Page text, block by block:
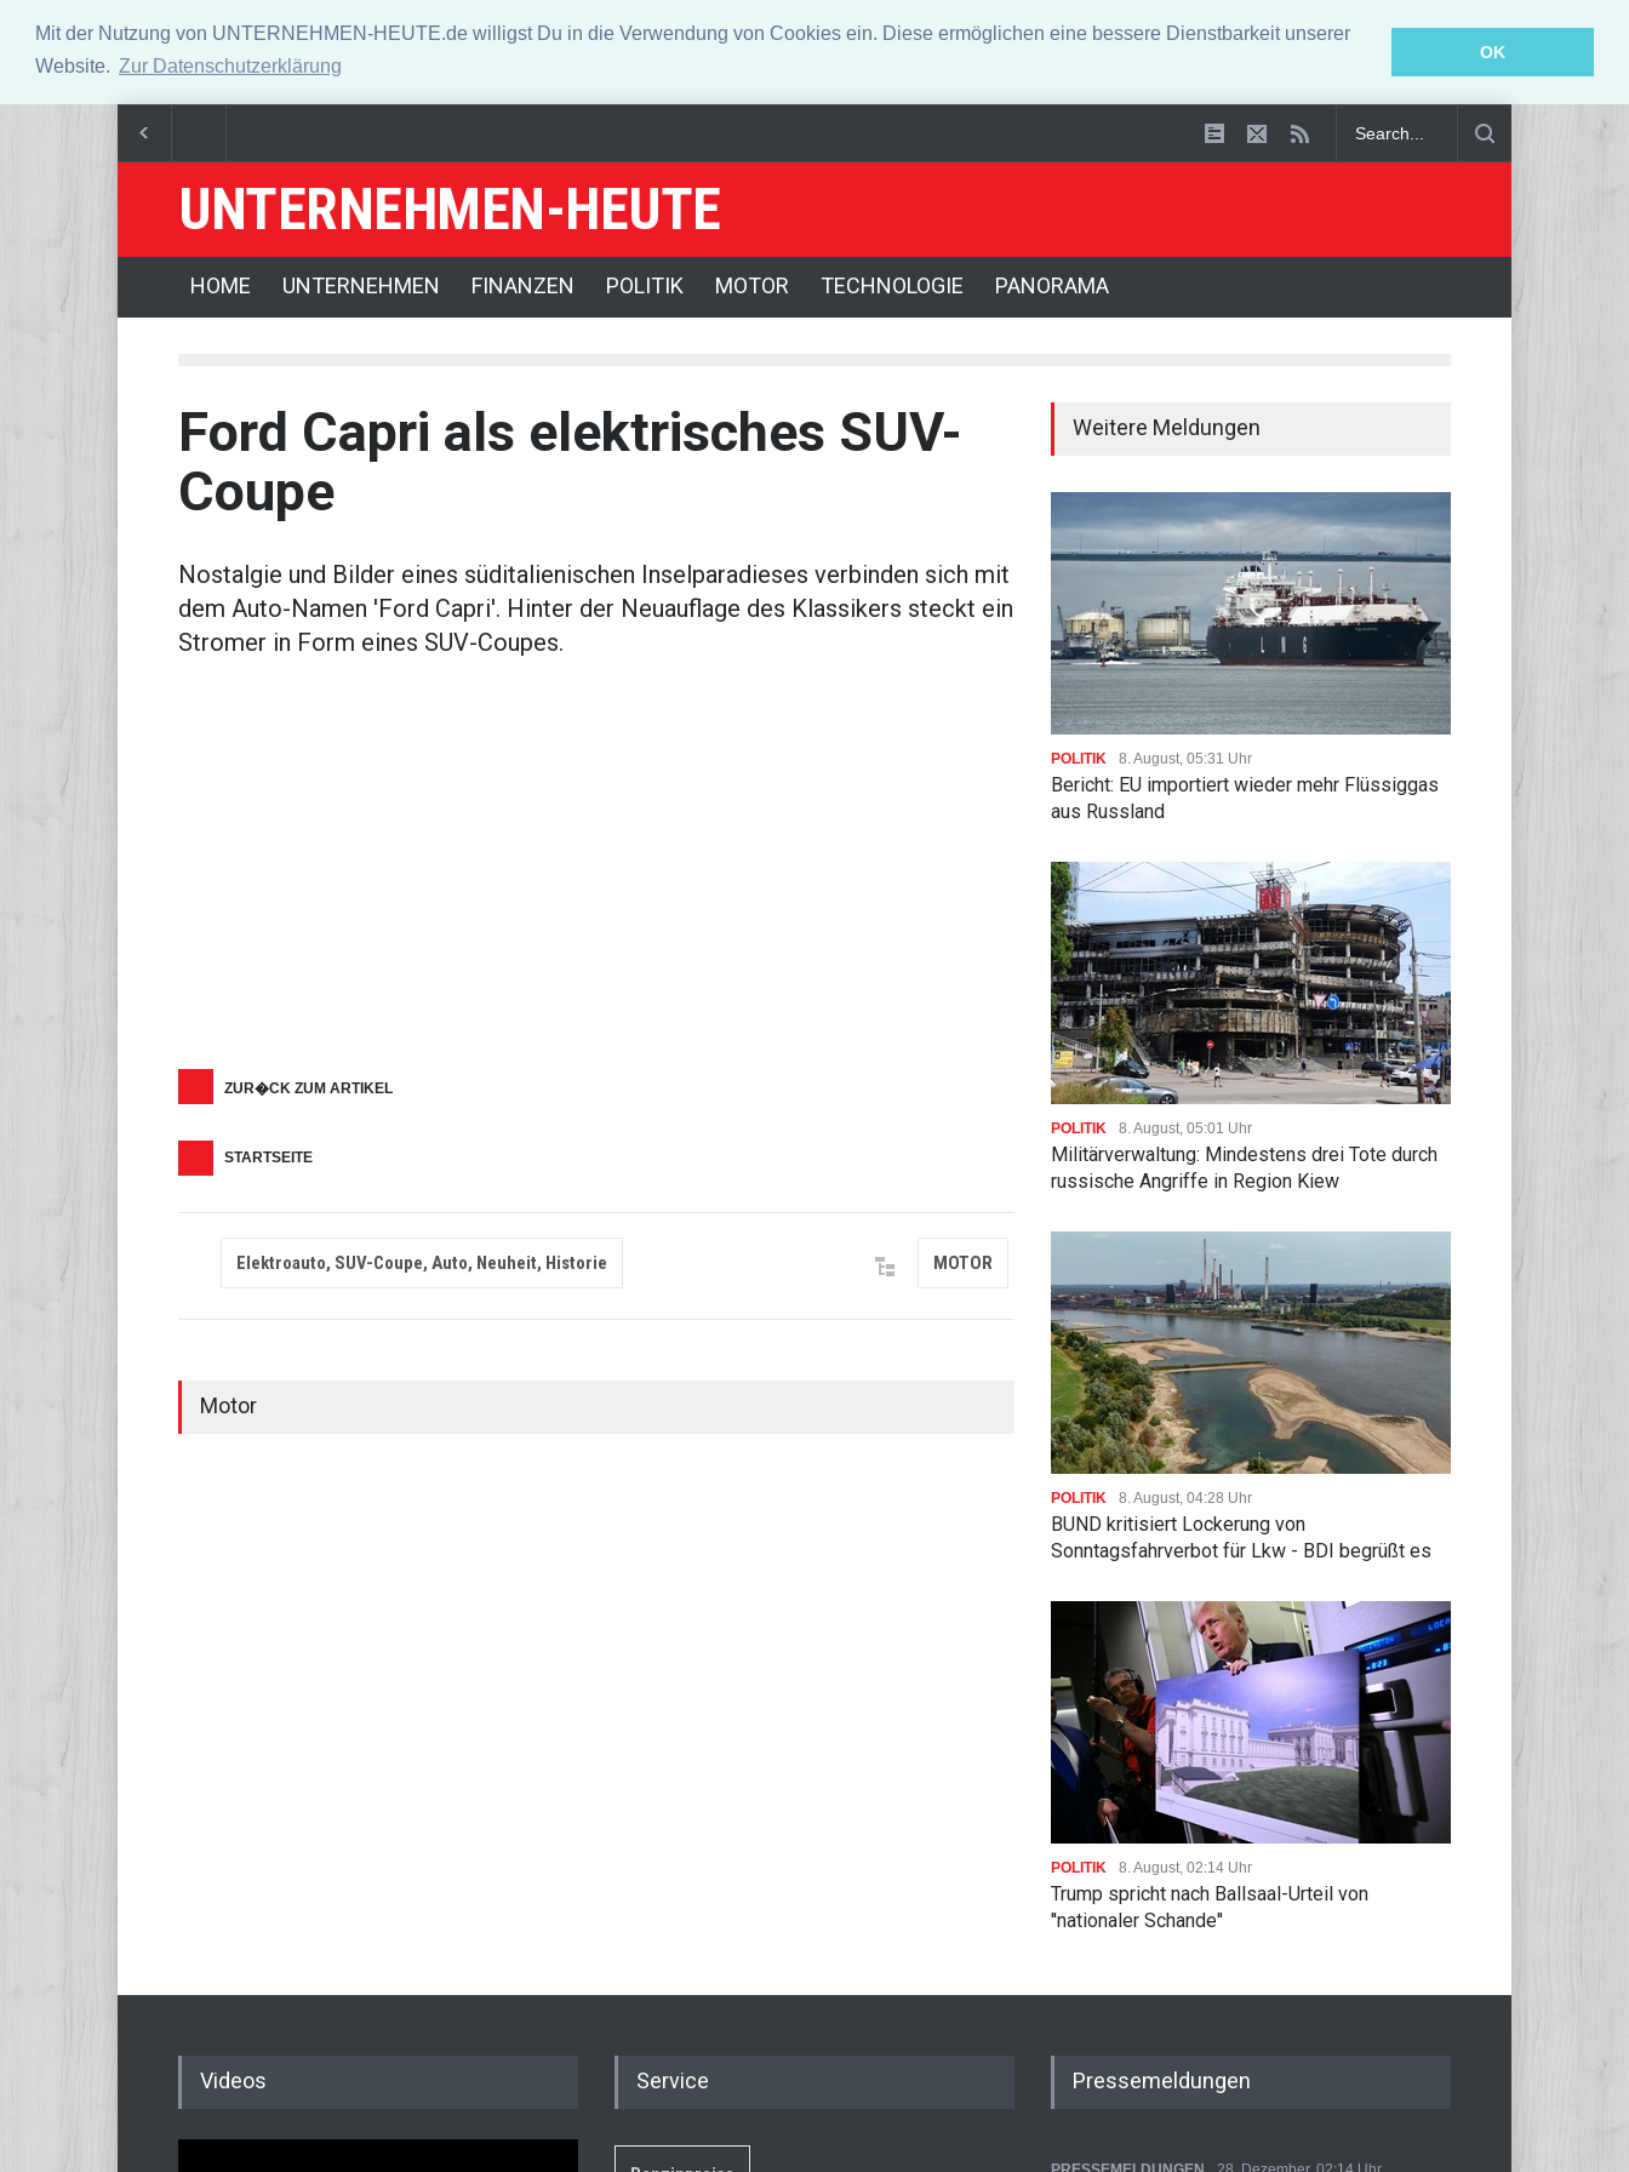
Mit der Nutzung von UNTERNEHMEN-HEUTE.de willigst Du in die Verwendung von Cookies ein. Diese ermöglichen eine bessere Dienstbarkeit unserer
Website. Zur Datenschutzerklärung
OK
US-Börsen legen zu - Trump geht erneut gegen Fed-Gouverneurin vor Angeklagter wegen Auto-Anschlag in München zu lebenslanger Haft verurteilt
UNTERNEHMEN-HEUTE
HOME UNTERNEHMEN FINANZEN POLITIK MOTOR TECHNOLOGIE PANORAMA
Ford Capri als elektrisches SUV-
Coupe
Nostalgie und Bilder eines süditalienischen Inselparadieses verbinden sich mit
dem Auto-Namen 'Ford Capri'. Hinter der Neuauflage des Klassikers steckt ein
Stromer in Form eines SUV-Coupes.
ZUR�CK ZUM ARTIKEL
STARTSEITE
Elektroauto, SUV-Coupe, Auto, Neuheit, Historie MOTOR
Motor
Weitere Meldungen
POLITIK 8. August, 05:31 Uhr
Bericht: EU importiert wieder mehr Flüssiggas
aus Russland
POLITIK 8. August, 05:01 Uhr
Militärverwaltung: Mindestens drei Tote durch
russische Angriffe in Region Kiew
POLITIK 8. August, 04:28 Uhr
BUND kritisiert Lockerung von
Sonntagsfahrverbot für Lkw - BDI begrüßt es
POLITIK 8. August, 02:14 Uhr
Trump spricht nach Ballsaal-Urteil von
''nationaler Schande''
Videos Service Pressemeldungen